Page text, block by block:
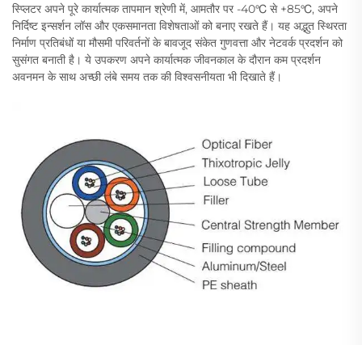
स्प्लिटर अपने पूरे कार्यात्मक तापमान श्रेणी में, आमतौर पर -40℃ से +85℃, अपने
निर्दिष्ट इन्सर्शन लॉस और एकसमानता विशेषताओं को बनाए रखते हैं। यह अद्भुत स्थिरता
निर्माण प्रतिबंधों या मौसमी परिवर्तनों के बावजूद संकेत गुणवत्ता और नेटवर्क प्रदर्शन को
सुसंगत बनाती है। ये उपकरण अपने कार्यात्मक जीवनकाल के दौरान कम प्रदर्शन
अवनमन के साथ अच्छी लंबे समय तक की विश्वसनीयता भी दिखाते हैं।